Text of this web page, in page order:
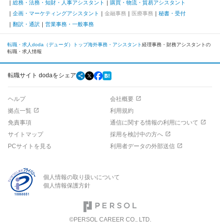
総務・法務・知財・人事アシスタント
購買・物流・貿易アシスタント
企画・マーケティングアシスタント
金融事務 医療事務
秘書・受付
翻訳・通訳
営業事務・一般事務
転職・求人doda（デューダ）トップ海外事務・アシスタント経理事務・財務アシスタントの
転職・求人情報
転職サイト dodaをシェア
ヘルプ
会社概要
拠点一覧
利用規約
免責事項
通信に関する情報の利用について
サイトマップ
採用を検討中の方へ
PCサイトを見る
利用者データの外部送信
個人情報の取り扱いについて
個人情報保護方針
©PERSOL CAREER CO., LTD.